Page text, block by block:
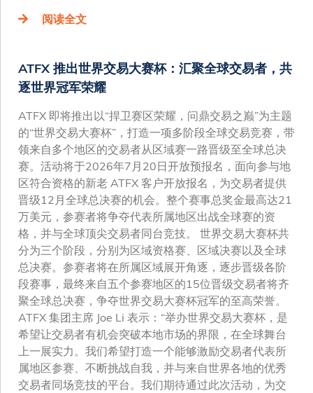
阅读全文
ATFX 推出世界交易大赛杯：汇聚全球交易者，共
逐世界冠军荣耀
ATFX 即将推出以“捍卫赛区荣耀，问鼎交易之巅”为主题
的“世界交易大赛杯”，打造一项多阶段全球交易竞赛，带
领来自多个地区的交易者从区域赛一路晋级至全球总决
赛。活动将于2026年7月20日开放预报名，面向参与地
区符合资格的新老 ATFX 客户开放报名，为交易者提供
晋级12月全球总决赛的机会。整个赛事总奖金最高达21
万美元，参赛者将争夺代表所属地区出战全球赛的资
格，并与全球顶尖交易者同台竞技。 世界交易大赛杯共
分为三个阶段，分别为区域资格赛、区域决赛以及全球
总决赛。参赛者将在所属区域展开角逐，逐步晋级各阶
段赛事，最终来自五个参赛地区的15位晋级交易者将齐
聚全球总决赛，争夺世界交易大赛杯冠军的至高荣誉。
ATFX 集团主席 Joe Li 表示：“举办世界交易大赛杯，是
希望让交易者有机会突破本地市场的界限，在全球舞台
上一展实力。我们希望打造一个能够激励交易者代表所
属地区参赛、不断挑战自我，并与来自世界各地的优秀
交易者同场竞技的平台。我们期待通过此次活动，为交